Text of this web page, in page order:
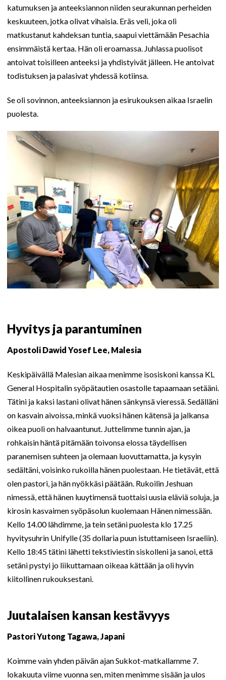
katumuksen ja anteeksiannon niiden seurakunnan perheiden
keskuuteen, jotka olivat vihaisia. Eräs veli, joka oli
matkustanut kahdeksan tuntia, saapui viettämään Pesachia
ensimmäistä kertaa. Hän oli eroamassa. Juhlassa puolisot
antoivat toisilleen anteeksi ja yhdistyivät jälleen. He antoivat
todistuksen ja palasivat yhdessä kotiinsa.
Se oli sovinnon, anteeksiannon ja esirukouksen aikaa Israelin
puolesta.
Hyvitys ja parantuminen
Apostoli Dawid Yosef Lee, Malesia
Keskipäivällä Malesian aikaa menimme isosiskoni kanssa KL
General Hospitalin syöpätautien osastolle tapaamaan setääni.
Tätini ja kaksi lastani olivat hänen sänkynsä vieressä. Sedälläni
on kasvain aivoissa, minkä vuoksi hänen kätensä ja jalkansa
oikea puoli on halvaantunut. Juttelimme tunnin ajan, ja
rohkaisin häntä pitämään toivonsa elossa täydellisen
paranemisen suhteen ja olemaan luovuttamatta, ja kysyin
sedältäni, voisinko rukoilla hänen puolestaan. He tietävät, että
olen pastori, ja hän nyökkäsi päätään. Rukoilin Jeshuan
nimessä, että hänen luuytimensä tuottaisi uusia eläviä soluja, ja
kirosin kasvaimen syöpäsolun kuolemaan Hänen nimessään.
Kello 14.00 lähdimme, ja tein setäni puolesta klo 17.25
hyvitysuhrin Unifylle (35 dollaria puun istuttamiseen Israeliin).
Kello 18:45 tätini lähetti tekstiviestin siskolleni ja sanoi, että
setäni pystyi jo liikuttamaan oikeaa kättään ja oli hyvin
kiitollinen rukouksestani.
Juutalaisen kansan kestävyys
Pastori Yutong Tagawa, Japani
Koimme vain yhden päivän ajan Sukkot-matkallamme 7.
lokakuuta viime vuonna sen, miten menimme sisään ja ulos